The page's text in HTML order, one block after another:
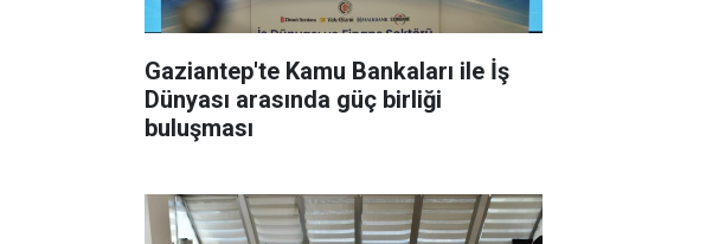
Gaziantep'te Kamu Bankaları ile İş
Dünyası arasında güç birliği
buluşması